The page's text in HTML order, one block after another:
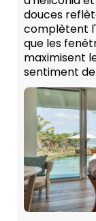
douces
complètent
que les
maximisent
sentiment